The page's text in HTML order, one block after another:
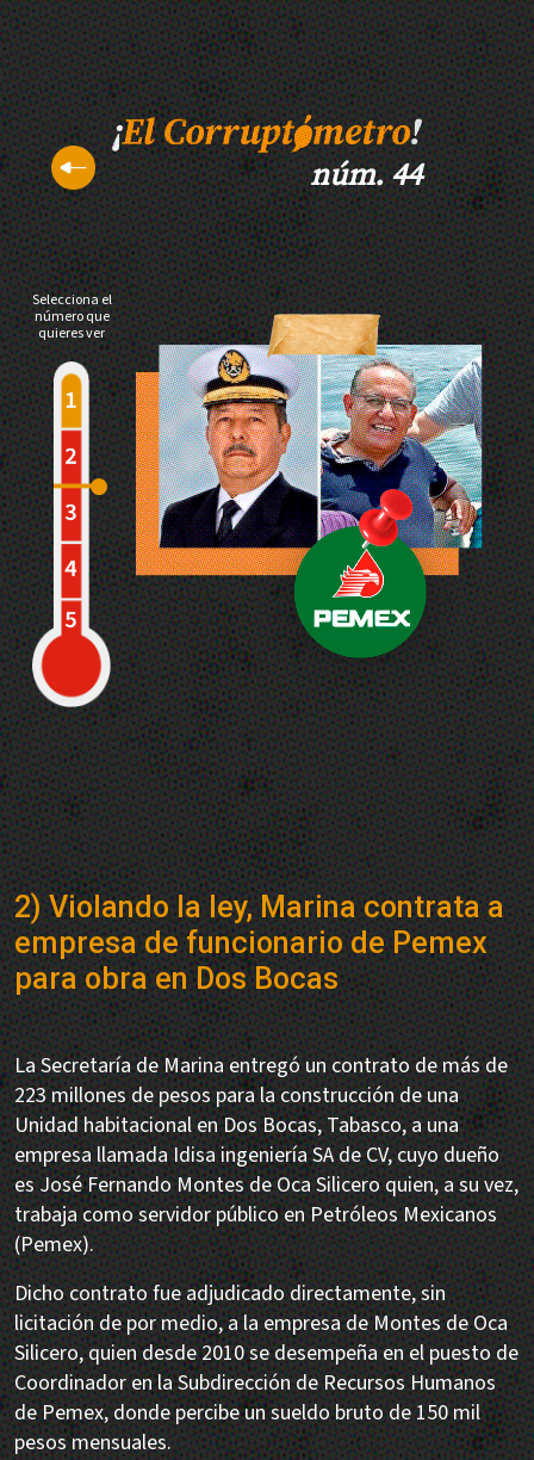
núm. 44
Selecciona el
número que
quieres ver
2) Violando la ley, Marina contrata a
empresa de funcionario de Pemex
para obra en Dos Bocas
La Secretaría de Marina entregó un contrato de más de
223 millones de pesos para la construcción de una
Unidad habitacional en Dos Bocas, Tabasco, a una
empresa llamada Idisa ingeniería SA de CV, cuyo dueño
es José Fernando Montes de Oca Silicero quien, a su vez,
trabaja como servidor público en Petróleos Mexicanos
(Pemex).
Dicho contrato fue adjudicado directamente, sin
licitación de por medio, a la empresa de Montes de Oca
Silicero, quien desde 2010 se desempeña en el puesto de
Coordinador en la Subdirección de Recursos Humanos
de Pemex, donde percibe un sueldo bruto de 150 mil
pesos mensuales.